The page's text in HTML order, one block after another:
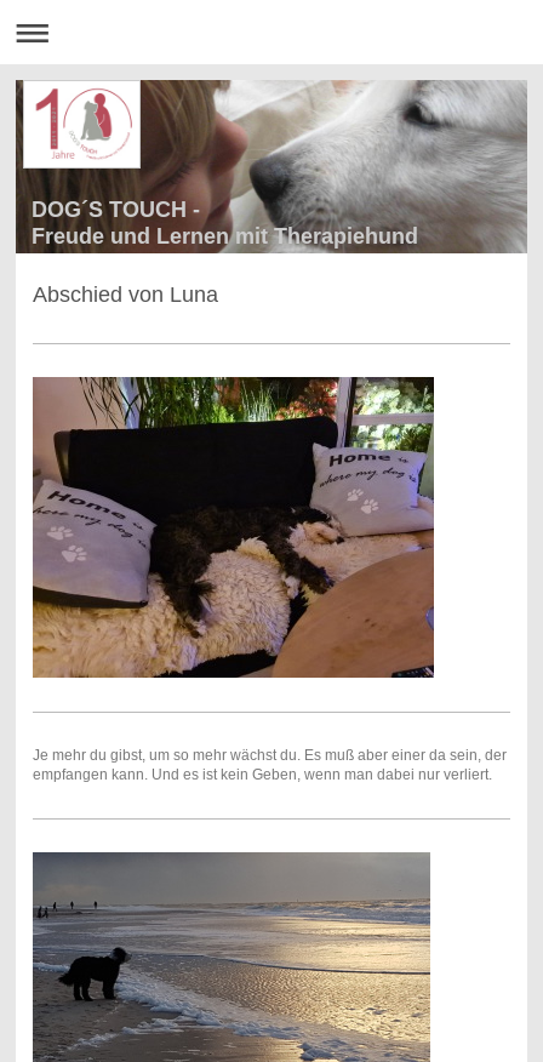
DOG´S TOUCH -
Freude und Lernen mit Therapiehund
Abschied von Luna
Je mehr du gibst, um so mehr wächst du. Es muß aber einer da sein, der
empfangen kann. Und es ist kein Geben, wenn man dabei nur verliert.